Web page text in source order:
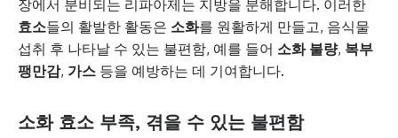
장에서 분비되는 리파아제는 지방을 분해합니다. 이러한
효소들의 활발한 활동은 소화를 원활하게 만들고, 음식물
섭취 후 나타날 수 있는 불편함, 예를 들어 소화 불량, 복부
팽만감, 가스 등을 예방하는 데 기여합니다.
소화 효소 부족, 겪을 수 있는 불편함